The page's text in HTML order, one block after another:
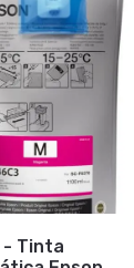
- Tinta